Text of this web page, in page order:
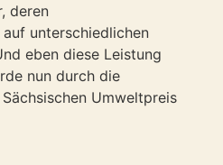
deren
unterschiedlichen
eben diese Leistung
nun durch die
Umweltpreis